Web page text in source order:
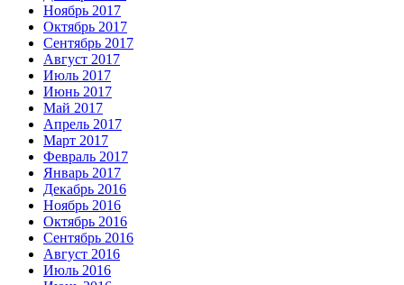
Ноябрь 2017
Октябрь 2017
Сентябрь 2017
Август 2017
Июль 2017
Июнь 2017
Май 2017
Апрель 2017
Март 2017
Февраль 2017
Январь 2017
Декабрь 2016
Ноябрь 2016
Октябрь 2016
Сентябрь 2016
Август 2016
Июль 2016